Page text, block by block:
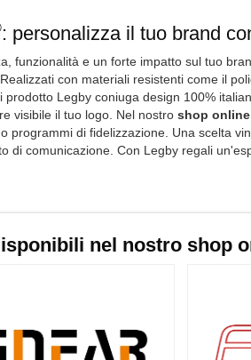
: personalizza il tuo brand
funzionalità e un forte impatto sul tuo
con materiali resistenti come il
Legby coniuga design 100%
visibile il tuo logo. Nel nostro shop
programmi di fidelizzazione. Una scelta
di comunicazione. Con Legby regali
nel nostro shop